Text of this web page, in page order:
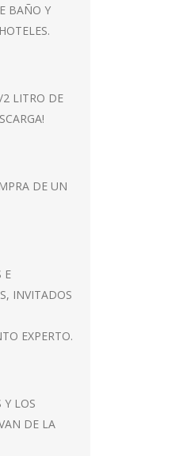
BAÑO Y
LITRO DE
DE UN
E
INVITADOS
EXPERTO.
Y LOS
DE LA